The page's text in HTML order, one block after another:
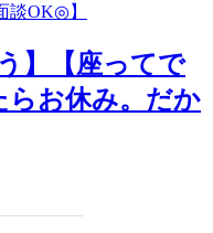
】【座ってで
らお休み。だか